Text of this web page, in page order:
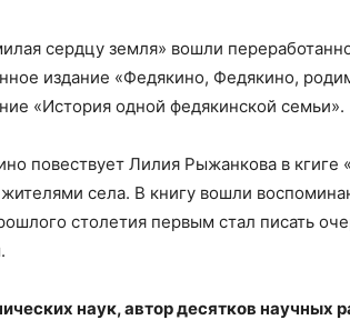
сердцу земля» вошли
издание «Федякино, Федякино,
«История одной федякинской семьи».
повествует Лилия Рыжанкова в кгиге
села. В книгу вошли
столетия первым стал писать
наук, автор десятков научных